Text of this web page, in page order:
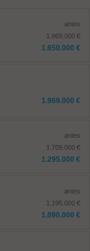
antes
1.969.000 €
1.650.000 €
1.969.000 €
antes
1.709.000 €
1.295.000 €
antes
1.195.000 €
1.090.000 €